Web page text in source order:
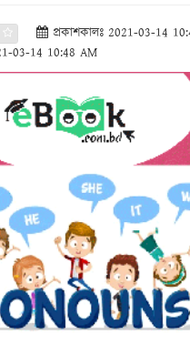
প্রকাশকালঃ 2021-03-14
03-14 10:48 AM